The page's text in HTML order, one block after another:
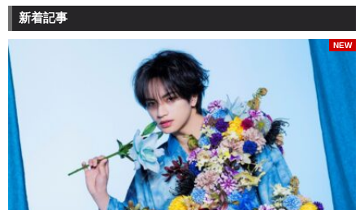
新着記事
NEW